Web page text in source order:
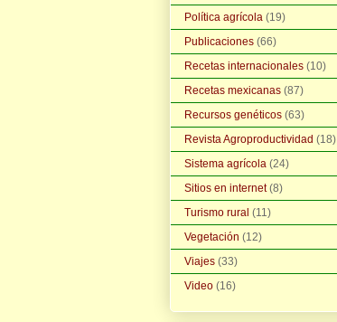
Política agrícola (19)
Publicaciones (66)
Recetas internacionales (10)
Recetas mexicanas (87)
Recursos genéticos (63)
Revista Agroproductividad (18)
Sistema agrícola (24)
Sitios en internet (8)
Turismo rural (11)
Vegetación (12)
Viajes (33)
Video (16)